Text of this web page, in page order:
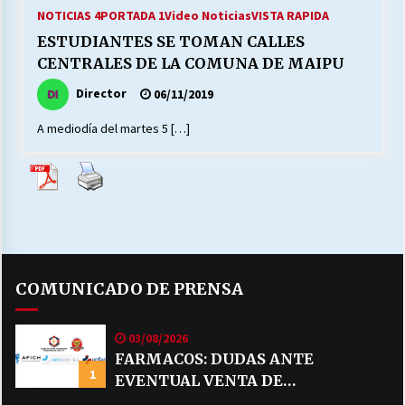
MUNICIPALIDAD, TRABAJADORES, CLIMA
LABORAL:
13/07/2026
Escuela hospitalaria El Carmen de Maipu.
VOLVER A SER ALTERNATIVA
MUNICIPALIDADES, HONORARIOS, DESPIDOS
NOTICIAS 4PORTADA 1Video NoticiasVISTA RAPIDA
ESTUDIANTES SE TOMAN CALLES
CENTRALES DE LA COMUNA DE MAIPU
Director 06/11/2019
A mediodía del martes 5 […]
COMUNICADO DE PRENSA
1
03/08/2026
FARMACOS: DUDAS ANTE
EVENTUAL VENTA DE